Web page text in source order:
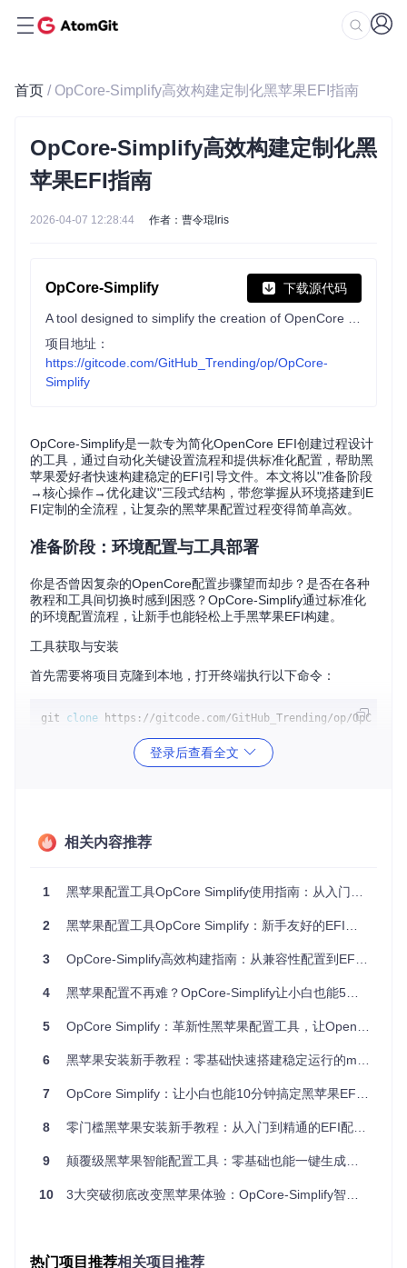
首页 / OpCore-Simplify高效构建定制化黑苹果EFI指南
OpCore-Simplify高效构建定制化黑
苹果EFI指南
2026-04-07 12:28:44 作者：曹令琨Iris
OpCore-Simplify 下载源代码
项目地址：
https://gitcode.com/GitHub_Trending/op/OpCore-
Simplify
OpCore-Simplify是一款专为简化OpenCore EFI创建过程设计
的工具，通过自动化关键设置流程和提供标准化配置，帮助黑
苹果爱好者快速构建稳定的EFI引导文件。本文将以"准备阶段
→核心操作→优化建议"三段式结构，带您掌握从环境搭建到E
FI定制的全流程，让复杂的黑苹果配置过程变得简单高效。
准备阶段：环境配置与工具部署
你是否曾因复杂的OpenCore配置步骤望而却步？是否在各种
教程和工具间切换时感到困惑？OpCore-Simplify通过标准化
的环境配置流程，让新手也能轻松上手黑苹果EFI构建。
工具获取与安装
首先需要将项目克隆到本地，打开终端执行以下命令：
git clone
克隆完成后，进入项目目录并安装所需依赖：
启动与界面初识
macOS/Linux用户：在终端中执行./OpCore-Simplify.
览。界面左侧为功能导航区，中央为主要操作区，包含工具介
息。OpCore-Simplify需要这些信息来生成适配的EFI配置。
生成硬件报告 ：
Linux/macOS用户：需要从Windows系统生成报告后传输过
登录后查看全文
相关内容推荐
1 黑苹果配置工具OpCore Simplify使用指南：从入门到精通
2 黑苹果配置工具OpCore Simplify：新手友好的EFI自动生成方案与效率提升指南
3 OpCore-Simplify高效构建指南：从兼容性配置到EFI生成的工具使用全解析
4 黑苹果配置不再难？OpCore-Simplify让小白也能5分钟搞定
5 OpCore Simplify：革新性黑苹果配置工具，让OpenCore EFI创建智能化与轻松化
6 黑苹果安装新手教程：零基础快速搭建稳定运行的macOS系统
7 OpCore Simplify：让小白也能10分钟搞定黑苹果EFI配置的神器
8 零门槛黑苹果安装新手教程：从入门到精通的EFI配置指南
9 颠覆级黑苹果智能配置工具：零基础也能一键生成专业EFI的OpenCore自动配置方案
10 3大突破彻底改变黑苹果体验：OpCore-Simplify智能EFI构建技术详解
热门项目推荐相关项目推荐